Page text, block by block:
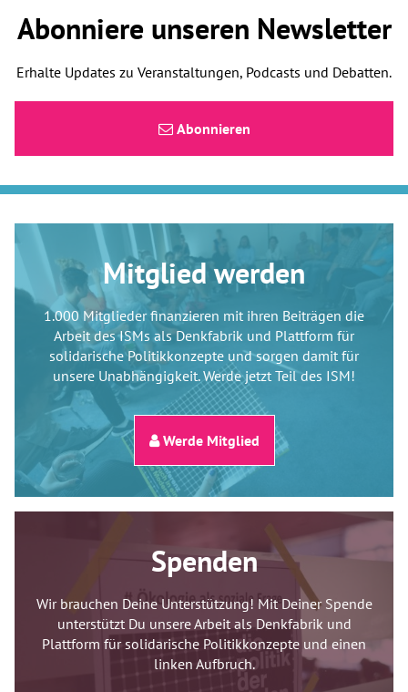
Abonniere unseren Newsletter
Erhalte Updates zu Veranstaltungen, Podcasts und Debatten.
Abonnieren
Mitglied werden
1.000 Mitglieder finanzieren mit ihren Beiträgen die
Arbeit des ISMs als Denkfabrik und Plattform für
solidarische Politikkonzepte und sorgen damit für
unsere Unabhängigkeit. Werde jetzt Teil des ISM!
Werde Mitglied
Spenden
Wir brauchen Deine Unterstützung! Mit Deiner Spende
unterstützt Du unsere Arbeit als Denkfabrik und
Plattform für solidarische Politikkonzepte und einen
linken Aufbruch.